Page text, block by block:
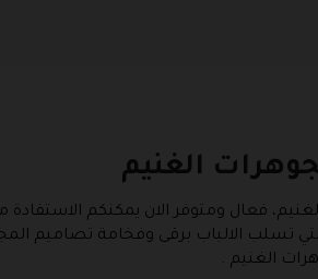
الغنيم
فعال ومتوفر الان يمكنكم
تسلب الالباب برقى وفخامة تصاميم
الغنيم .